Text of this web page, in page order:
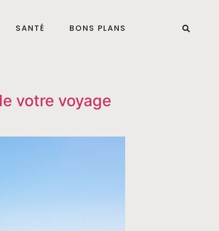
SANTÉ BONS PLANS
votre voyage